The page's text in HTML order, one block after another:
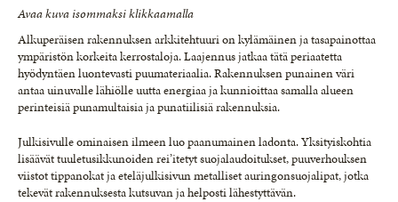
Avaa kuva isommaksi klikkaamalla
Alkuperäisen rakennuksen arkkitehtuuri on kylämäinen ja tasapainottaa
ympäristön korkeita kerrostaloja. Laajennus jatkaa tätä periaatetta
hyödyntäen luontevasti puumateriaalia. Rakennuksen punainen väri
antaa uinuvalle lähiölle uutta energiaa ja kunnioittaa samalla alueen
perinteisiä punamultaisia ja punatiilisiä rakennuksia.
Julkisivulle ominaisen ilmeen luo paanumainen ladonta. Yksityiskohtia
lisäävät tuuletusikkunoiden rei’itetyt suojalaudoitukset, puuverhouksen
viistot tippanokat ja eteläjulkisivun metalliset auringonsuojalipat, jotka
tekevät rakennuksesta kutsuvan ja helposti lähestyttävän.